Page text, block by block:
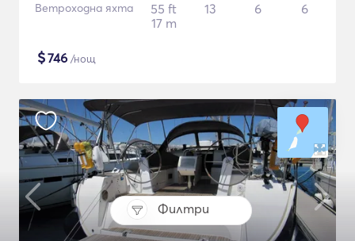
Филтри
Ветроходна яхта
55 ft
17 m
13 6 6
$746 /нощ